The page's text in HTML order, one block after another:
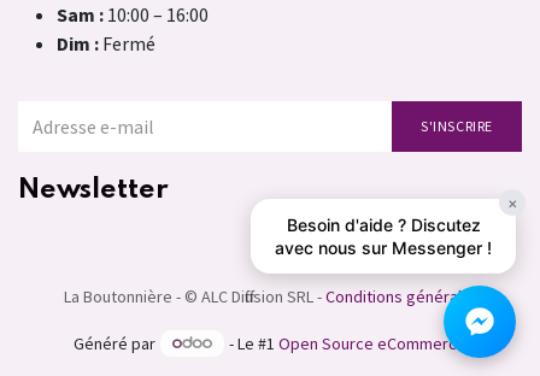
Sam : 10:00 – 16:00
Dim : Fermé
S'INSCRIRE
Newsletter ×
Besoin d'aide ? Discutez
avec nous sur Messenger !
La Boutonnière - © ALC Diffusion SRL -Conditions générales
Généré par - Le #1 Open Source eCommerce